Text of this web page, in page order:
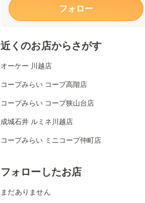
フォロー
近くのお店からさがす
オーケー 川越店
コープみらい コープ高階店
コープみらい コープ狭山台店
成城石井 ルミネ川越店
コープみらい ミニコープ仲町店
フォローしたお店
まだありません